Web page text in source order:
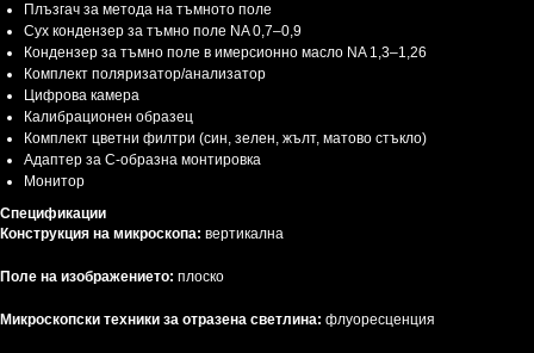
Плъзгач за метода на тъмното поле
Сух кондензер за тъмно поле NA 0,7–0,9
Кондензер за тъмно поле в имерсионно масло NA 1,3–1,26
Комплект поляризатор/анализатор
Цифрова камера
Калибрационен образец
Комплект цветни филтри (син, зелен, жълт, матово стъкло)
Адаптер за C-образна монтировка
Монитор
Спецификации
Конструкция на микроскопа: вертикална
Поле на изображението: плоско
Микроскопски техники за отразена светлина: флуоресценция